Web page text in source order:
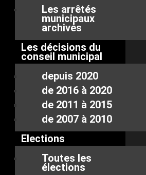
Les arrêtés
municipaux
archivés
Les décisions du
conseil municipal
depuis 2020
de 2016 à 2020
de 2011 à 2015
de 2007 à 2010
Elections
Toutes les
élections